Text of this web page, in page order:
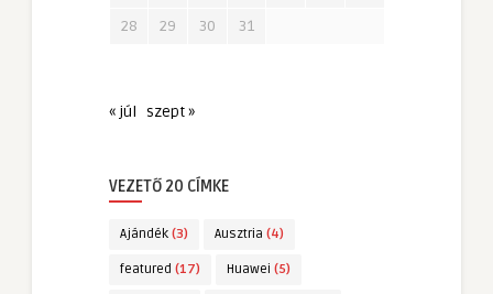
28
29 30 31
« júl szept »
VEZETŐ 20 CÍMKE
Ajándék (3) Ausztria (4)
featured (17) Huawei (5)